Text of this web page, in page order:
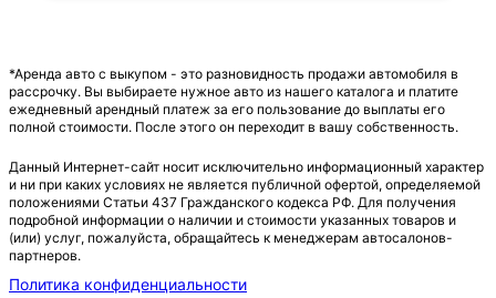
*Аренда авто с выкупом - это разновидность продажи автомобиля в
рассрочку. Вы выбираете нужное авто из нашего каталога и платите
ежедневный арендный платеж за его пользование до выплаты его
полной стоимости. После этого он переходит в вашу собственность.
Данный Интернет-сайт носит исключительно информационный характер
и ни при каких условиях не является публичной офертой, определяемой
положениями Статьи 437 Гражданского кодекса РФ. Для получения
подробной информации о наличии и стоимости указанных товаров и
(или) услуг, пожалуйста, обращайтесь к менеджерам автосалонов-
партнеров.
Политика конфиденциальности